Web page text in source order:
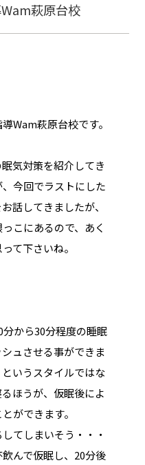
萩原台校
Wam萩原台校です。
気対策を紹介してき
今回でラストにした
話してきましたが、
っこにあるので、あく
て下さいね。
から30分程度の睡眠
ュさせる事ができま
いうスタイルではな
ほうが、仮眠後によ
ができます。
てしまいそう・・・
んで仮眠し、20分後